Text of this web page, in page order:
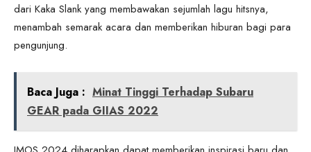
dari Kaka Slank yang membawakan sejumlah lagu hitsnya,
menambah semarak acara dan memberikan hiburan bagi para
pengunjung.
Baca Juga : Minat Tinggi Terhadap Subaru
GEAR pada GIIAS 2022